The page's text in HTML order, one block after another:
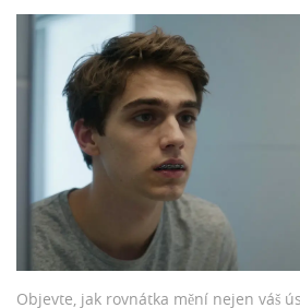
Objevte, jak rovnátka mění nejen váš